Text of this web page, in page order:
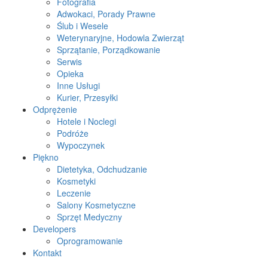
Adwokaci, Porady Prawne
Ślub i Wesele
Weterynaryjne, Hodowla Zwierząt
Sprzątanie, Porządkowanie
Serwis
Opieka
Inne Usługi
Kurier, Przesyłki
Odprężenie
Hotele i Noclegi
Podróże
Wypoczynek
Piękno
Dietetyka, Odchudzanie
Kosmetyki
Leczenie
Salony Kosmetyczne
Sprzęt Medyczny
Developers
Oprogramowanie
Kontakt